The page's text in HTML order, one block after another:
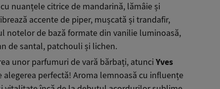
nuanțele citrice de mandarină, lămâie și
accente de piper, mușcată și trandafir,
notelor de bază formate din vanilie luminoasă,
de santal, patchouli și lichen.
unor parfumuri de vară bărbați, atunci Yves
alegerea perfectă! Aroma lemnoasă cu influențe